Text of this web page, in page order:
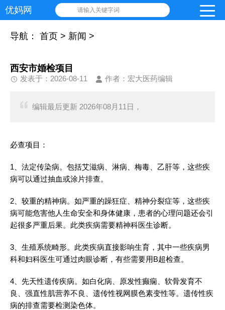
优妈网 请输入关键字词
导航： 首页 > 新闻 >
西安市婚检项目
发表于：2026-08-11 作者：宏大医药编辑
编辑最后更新 2026年08月11日，
必查项目：
1、法定传染病。包括艾滋病、淋病、梅毒、乙肝等，这些疾
病可以通过抽血或涂片排查。
2、较重的精神病。如严重的躁狂症、精神分裂症等，这些疾
病可能危害他人生命安全和身体健康，患者的心理问题还会引
起很多严重后果。此类疾病需要精神科医生诊断。
3、生殖系统畸形。此类疾病直接影响生育，其中一些疾病男
科和妇科医生可通过肉眼诊断，有些需要用B超检查。
4、先天性遗传疾病。如白化病、原发性癫痫、软骨发育不
良、强直性肌营养不良、遗传性视网膜色素变性等。遗传性疾
病的排查需要检测染色体。